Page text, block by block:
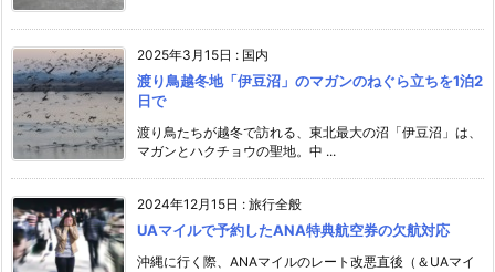
2025年3月15日 : 国内
渡り鳥越冬地「伊豆沼」のマガンのねぐら立ちを1泊2
日で
渡り鳥たちが越冬で訪れる、東北最大の沼「伊豆沼」は、
マガンとハクチョウの聖地。中 ...
2024年12月15日 : 旅行全般
UAマイルで予約したANA特典航空券の欠航対応
沖縄に行く際、ANAマイルのレート改悪直後（＆UAマイ